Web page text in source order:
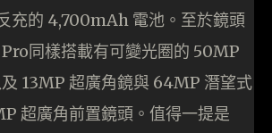
充的 4,700mAh 電池。至於鏡頭
同樣搭載有可變光圈的 50MP
13MP 超廣角鏡與 64MP 潛望式
超廣角前置鏡頭。值得一提是